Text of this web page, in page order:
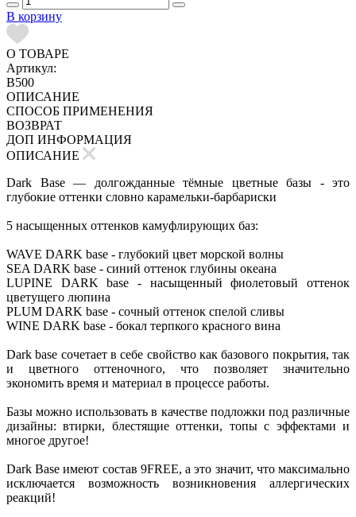
В корзину
О ТОВАРЕ
Артикул:
B500
ОПИСАНИЕ
СПОСОБ ПРИМЕНЕНИЯ
ВОЗВРАТ
ДОП ИНФОРМАЦИЯ
ОПИСАНИЕ
Dark Base — долгожданные тёмные цветные базы - это
глубокие оттенки словно карамельки-барбариски
5 насыщенных оттенков камуфлирующих баз:
WAVE DARK base - глубокий цвет морской волны
SEA DARK base - синий оттенок глубины океана
LUPINE DARK base - насыщенный фиолетовый оттенок
цветущего люпина
PLUM DARK base - сочный оттенок спелой сливы
WINE DARK base - бокал терпкого красного вина
Dark base сочетает в себе свойство как базового покрытия, так
и цветного оттеночного, что позволяет значительно
экономить время и материал в процессе работы.
Базы можно использовать в качестве подложки под различные
дизайны: втирки, блестящие оттенки, топы с эффектами и
многое другое!
Dark Base имеют состав 9FREE, а это значит, что максимально
исключается возможность возникновения аллергических
реакций!